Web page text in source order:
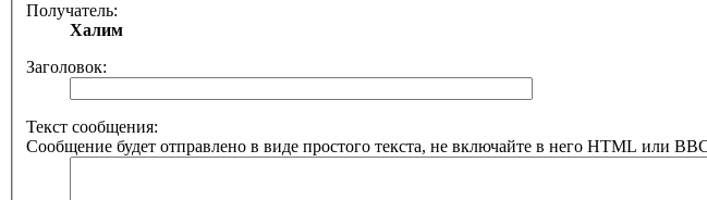
Получатель:
Халим
Заголовок:
Текст сообщения:
Сообщение будет отправлено в виде простого текста, не включайте в него HTML или